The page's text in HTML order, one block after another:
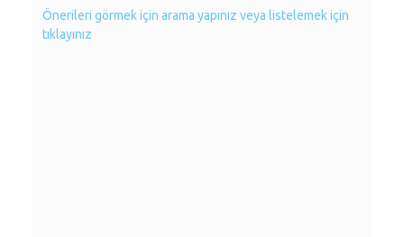
Önerileri görmek için arama yapınız veya listelemek için
tıklayınız